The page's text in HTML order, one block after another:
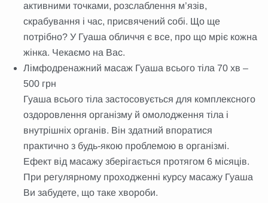
активними точками, розслаблення м’язів,
скрабування і час, присвячений собі. Що ще
потрібно? У Гуаша обличчя є все, про що мріє кожна
жінка. Чекаємо на Вас.
Лімфодренажний масаж Гуаша всього тіла 70 хв –
500 грн
Гуаша всього тіла застосовується для комплексного
оздоровлення організму й омолодження тіла і
внутрішніх органів. Він здатний впоратися
практично з будь-якою проблемою в організмі.
Ефект від масажу зберігається протягом 6 місяців.
При регулярному проходженні курсу масажу Гуаша
Ви забудете, що таке хвороби.